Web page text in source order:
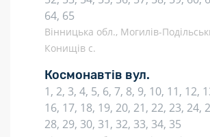
64, 65
Вінницька обл., Могилів-
Конищів с.
Космонавтів вул.
1, 2, 3, 4, 5, 6, 7, 8, 9, 10, 11, 12,
16, 17, 18, 19, 20, 21, 22, 23, 24,
28, 29, 30, 31, 32, 33, 34, 35